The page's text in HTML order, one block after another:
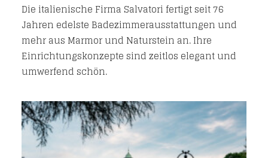
Die italienische Firma Salvatori fertigt seit 76
Jahren edelste Badezimmerausstattungen und
mehr aus Marmor und Naturstein an. Ihre
Einrichtungskonzepte sind zeitlos elegant und
umwerfend schön.